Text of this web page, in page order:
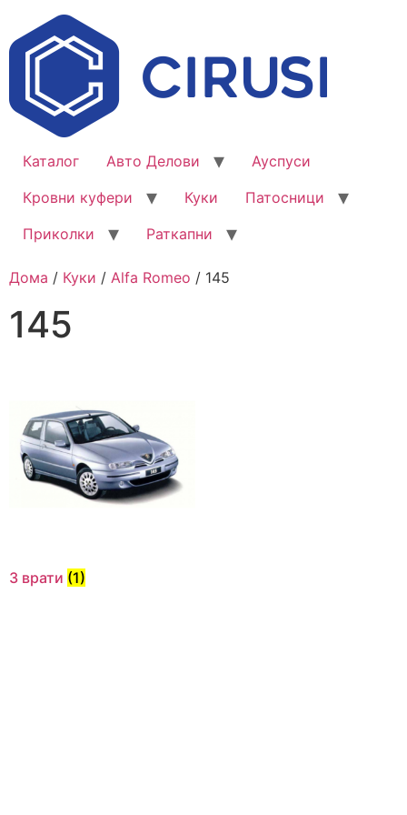
Каталог Авто Делови
Ауспуси
Кровни куфери
Куки
Патосници
Приколки
Раткапни
Дома / Куки / Alfa Romeo / 145
145
3 врати (1)